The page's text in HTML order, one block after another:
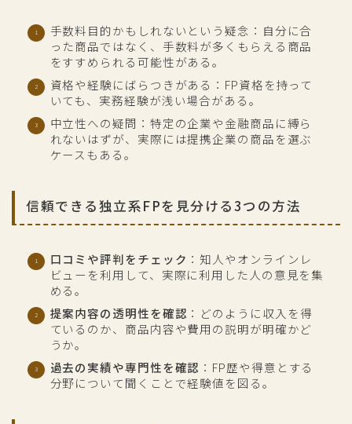
手数料目的かもしれないという疑念：自分に合
った商品ではなく、手数料が多くもらえる商品
をすすめられる可能性がある。
資格や経験にばらつきがある：FP資格を持って
いても、実務経験が浅い場合がある。
中立性への疑問：特定の企業や金融商品に縛ら
れないはずが、実際には提携企業の商品を選ぶ
ケースもある。
信頼できる独立系FPを見分ける3つの方法
口コミや評判をチェック ：知人やオンラインレ
ビューを利用して、実際に利用した人の意見を集
める。
提案内容の透明性を確認 ：どのように収入を得
ているのか、商品内容や費用の説明が明確かど
うか。
過去の実績や専門性を確認 ：FP歴や得意とする
分野について聞くことで経験値を図る。